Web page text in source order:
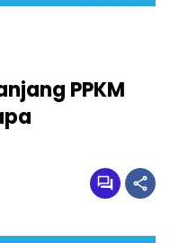
PPKM